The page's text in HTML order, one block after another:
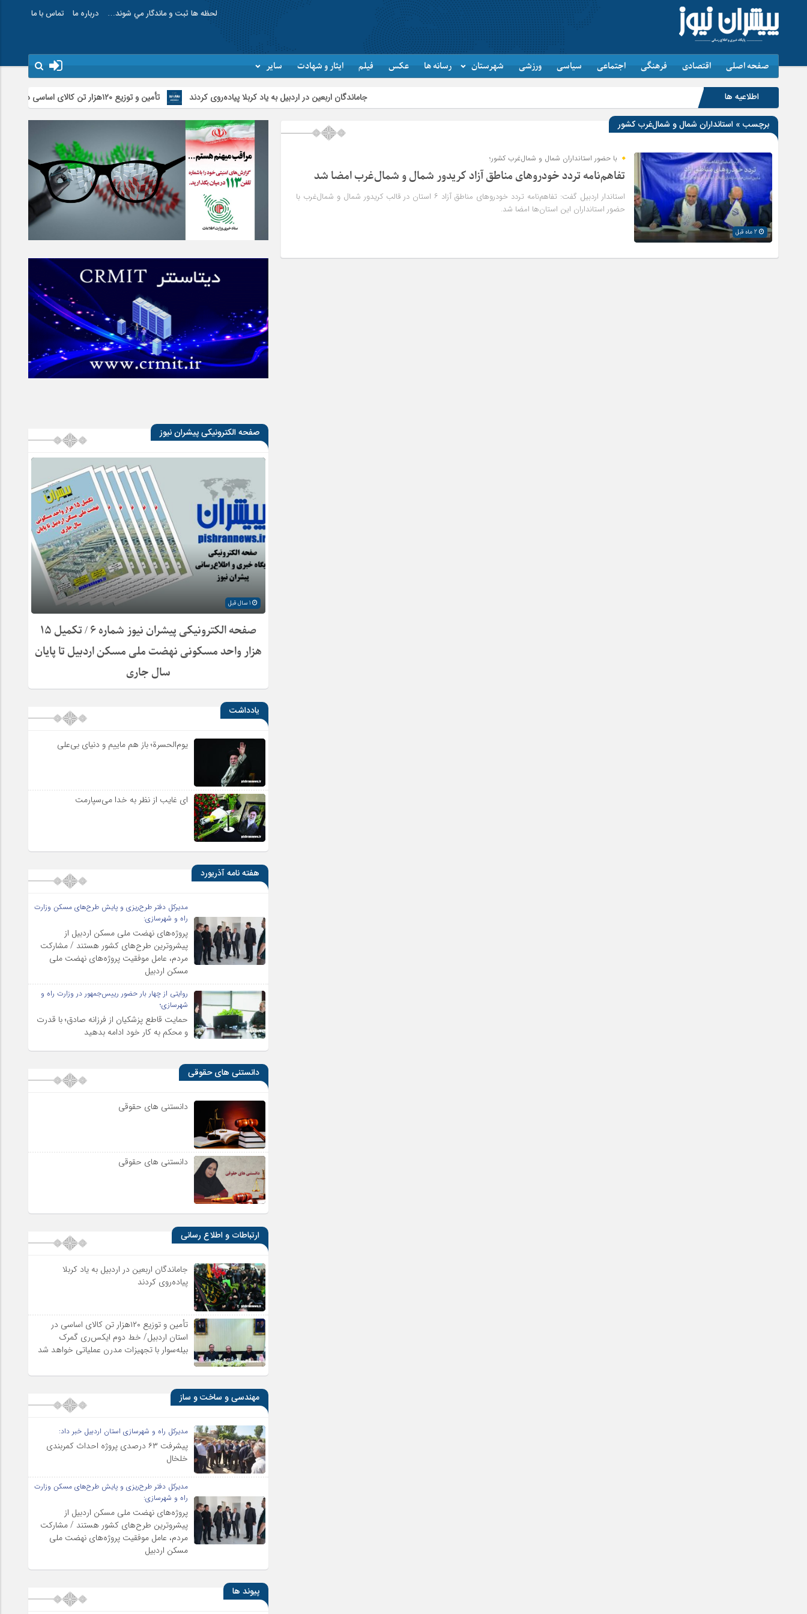
لحظه ها ثبت و ماندگار مي شوند… درباره ما تماس با ما
صفحه اصلی اقتصادی فرهنگی اجتماعی سیاسی ورزشی شهرستان رسانه ها عکس فیلم ایثار و شهادت سایر
اطلاعیه ها جاماندگان اربعین در اردبیل به یاد کربلا پیاده‌روی کردند تأمین و توزیع ۱۲۰هزار تن کالای اساسی در استان اردبیل/ خط دوم ایکس‌ری گمرک بیله‌سوار با تجهیزات مدرن عملیاتی خواهد شد
برچسب » استانداران شمال و شمال‌غرب کشور
با حضور استانداران شمال و شمال‌غرب کشور؛
تفاهم‌نامه تردد خودروهای مناطق آزاد کریدور شمال و شمال‌غرب امضا شد
استاندار اردبیل گفت: تفاهم‌نامه تردد خودروهای مناطق آزاد ۶ استان در قالب کریدور شمال و شمال‌غرب با
حضور استانداران این استان‌ها امضا شد.
صفحه الکترونیکی پیشران نیوز
صفحه الکترونیکی پیشران نیوز شماره ۶ / تکمیل ۱۵
هزار واحد مسکونی نهضت ملی مسکن اردبیل تا پایان
سال جاری
یادداشت
یوم‌الحسرة؛ باز هم ماییم و دنیای بی‌علی
ای غایب از نظر به خدا می‌سپارمت
هفته نامه آذریورد
مدیرکل دفتر طرح‌ریزی و پایش طرح‌های مسکن وزارت
راه و شهرسازی:
پروژه‌های نهضت ملی مسکن اردبیل از
پیشروترین طرح‌های کشور هستند / مشارکت
مردم، عامل موفقیت پروژه‌های نهضت ملی
مسکن اردبیل
روایتی از چهار بار حضور رییس‌جمهور در وزارت راه و
شهرسازی؛
حمایت قاطع پزشکیان از فرزانه صادق؛ با قدرت
و محکم به کار خود ادامه بدهید
دانستنی های حقوقی
دانستنی های حقوقی
دانستنی های حقوقی
ارتباطات و اطلاع رسانی
جاماندگان اربعین در اردبیل به یاد کربلا
پیاده‌روی کردند
تأمین و توزیع ۱۲۰هزار تن کالای اساسی در
استان اردبیل/ خط دوم ایکس‌ری گمرک
بیله‌سوار با تجهیزات مدرن عملیاتی خواهد شد
مهندسی و ساخت و ساز
مدیرکل راه و شهرسازی استان اردبیل خبر داد:
پیشرفت ۶۳ درصدی پروژه احداث کمربندی
خلخال
مدیرکل دفتر طرح‌ریزی و پایش طرح‌های مسکن وزارت
راه و شهرسازی:
پروژه‌های نهضت ملی مسکن اردبیل از
پیشروترین طرح‌های کشور هستند / مشارکت
مردم، عامل موفقیت پروژه‌های نهضت ملی
مسکن اردبیل
پیوند ها